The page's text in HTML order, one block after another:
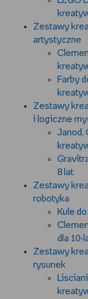
Zestawy
artystyczne
Farby
Zestawy
i logiczne
Janod,
8 lat
Zestawy
robotyka
Kule
dla 10-
Zestawy
rysunek